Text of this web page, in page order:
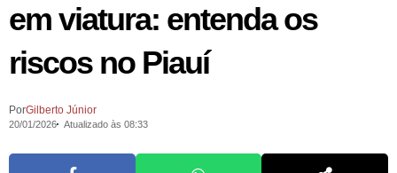
em viatura: entenda os
riscos no Piauí
PorGilberto Júnior
20/01/2026 Atualizado às 08:33